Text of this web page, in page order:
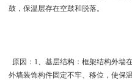
鼓，保温层存在空鼓和脱落。
原因：1、基层结构：框架结构外墙
外墙装饰构件固定不牢、移位，使保